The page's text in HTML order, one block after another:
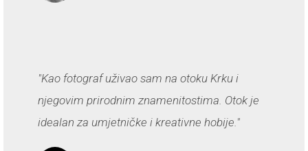
"Kao fotograf uživao sam na otoku Krku i
njegovim prirodnim znamenitostima. Otok je
idealan za umjetničke i kreativne hobije."